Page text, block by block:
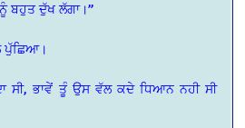
ਬਹੁਤ ਦੁੱਖ ਲੱਗਾ।”
ਪੁੱਛਿਆ।
ਸੀ, ਭਾਵੇਂ ਤੂੰ ਉਸ ਵੱਲ ਕਦੇ ਧਿਆਨ ਨਹੀ ਸੀ